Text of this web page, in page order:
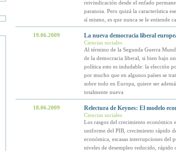
reivindicación desde el enfado
paranoia. Pero quizá la característica
sí mismo, es que nunca se le entiende
19.06.2009 La nueva democracia liberal
Ciencias sociales
Al término de la Segunda Guerra
de la democracia liberal, si bien bajo
política esto es indudable: la elección
por mucho que en algunos países se
sobre todo en Europa, quiere ser
totalmente nueva
18.06.2009 Relectura de Keynes: El modelo
Ciencias sociales
Los rasgos del crecimiento
uniforme del PIB, crecimiento rápido
económica, escasas interrupciones del
niveles de desempleo reducido,